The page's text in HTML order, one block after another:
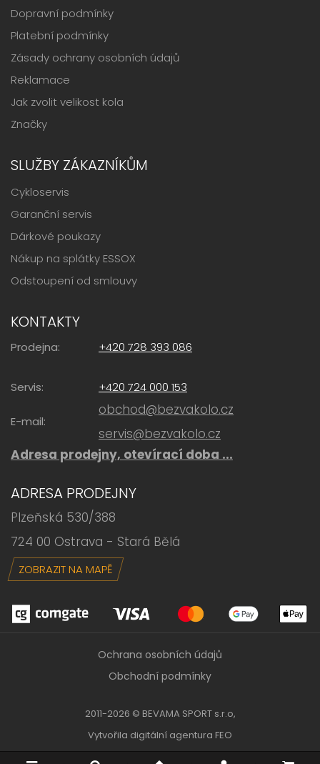
Dopravní podmínky
Platební podmínky
Zásady ochrany osobních údajů
Reklamace
Jak zvolit velikost kola
Značky
SLUŽBY ZÁKAZNÍKŮM
Cykloservis
Garanční servis
Dárkové poukazy
Nákup na splátky ESSOX
Odstoupení od smlouvy
KONTAKTY
Prodejna: +420 728 393 086
Servis: +420 724 000 153
E-mail:
obchod@bezvakolo.cz
servis@bezvakolo.cz
Adresa prodejny, otevírací doba ...
ADRESA PRODEJNY
Plzeňská 530/388
724 00 Ostrava - Stará Bělá
ZOBRAZIT NA MAPĚ
2011-2026 © BEVAMA SPORT s.r.o,
Ochrana osobních údajů
Obchodní podmínky
Vytvořila digitální agentura FEO